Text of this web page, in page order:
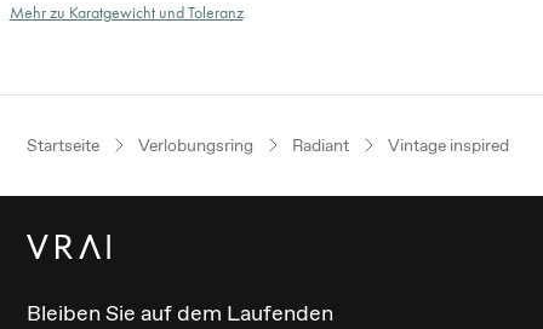
Mehr zu Karatgewicht und Toleranz
Startseite Verlobungsring Radiant Vintage inspired
Bleiben Sie auf dem Laufenden